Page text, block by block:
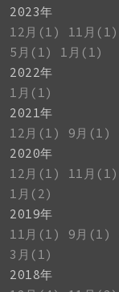
2023年
12月(1)
11月(1)
5月(1)
1月(1)
2022年
1月(1)
2021年
12月(1)
9月(1)
2020年
12月(1)
11月(1)
1月(2)
2019年
11月(1)
9月(1)
3月(1)
2018年